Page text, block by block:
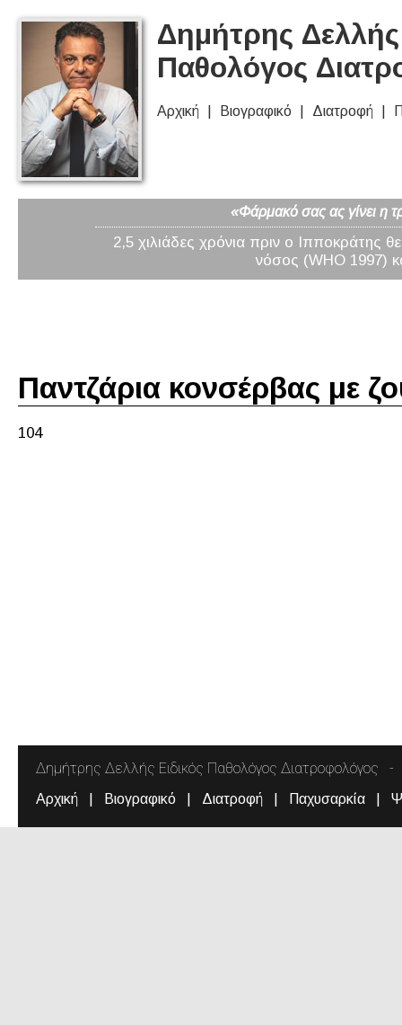
Δημήτρης
Παθολόγος
Αρχική Βιογραφικό Διατροφή
«Φάρμακό σας ας γίνει η
2,5 χιλιάδες χρόνια πριν ο Ιπποκράτης
νόσος (WHO 1997)
Παντζάρια κονσέρβας με
104
Δημήτρης Δελλής Ειδικός Παθολόγος Διατροφολόγος
Αρχική Βιογραφικό Διατροφή Παχυσαρκία